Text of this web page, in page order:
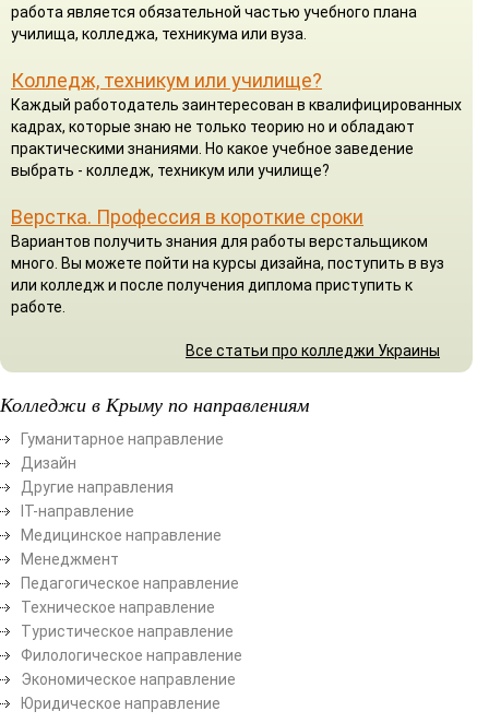
работа является обязательной частью учебного плана
училища, колледжа, техникума или вуза.
Колледж, техникум или училище?
Каждый работодатель заинтересован в квалифицированных
кадрах, которые знаю не только теорию но и обладают
практическими знаниями. Но какое учебное заведение
выбрать - колледж, техникум или училище?
Верстка. Профессия в короткие сроки
Вариантов получить знания для работы верстальщиком
много. Вы можете пойти на курсы дизайна, поступить в вуз
или колледж и после получения диплома приступить к
работе.
Все статьи про колледжи Украины
Колледжи в Крыму по направлениям
Гуманитарное направление
Дизайн
Другие направления
ІТ-направление
Медицинское направление
Менеджмент
Педагогическое направление
Техническое направление
Туристическое направление
Филологическое направление
Экономическое направление
Юридическое направление